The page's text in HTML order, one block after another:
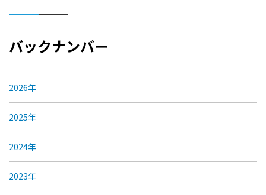
バックナンバー
2026年
2025年
2024年
2023年